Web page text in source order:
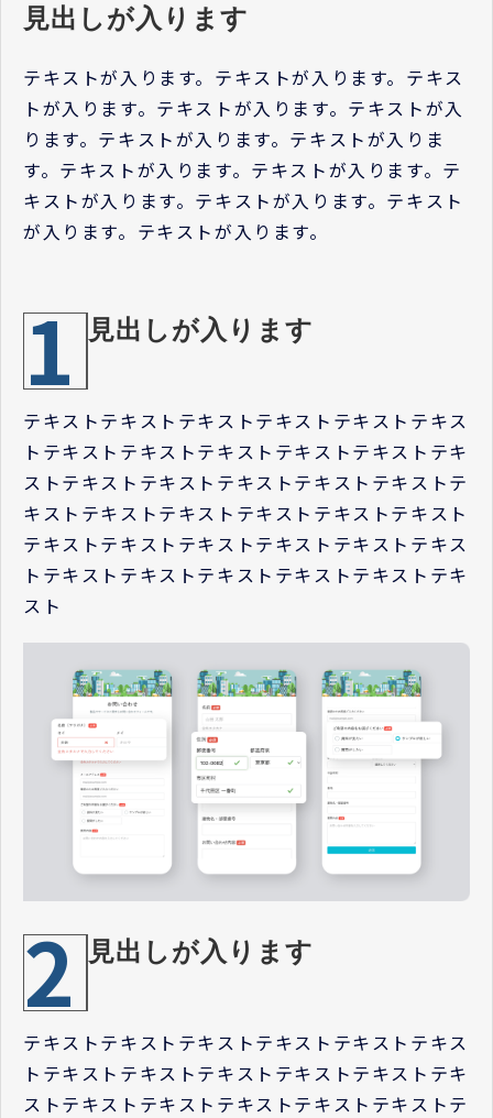
見出しが入ります
テキストが入ります。テキストが入ります。テキス
トが入ります。テキストが入ります。テキストが入
ります。テキストが入ります。テキストが入りま
す。テキストが入ります。テキストが入ります。テ
キストが入ります。テキストが入ります。テキスト
が入ります。テキストが入ります。
1 見出しが入ります
テキストテキストテキストテキストテキストテキス
トテキストテキストテキストテキストテキストテキ
ストテキストテキストテキストテキストテキストテ
キストテキストテキストテキストテキストテキスト
テキストテキストテキストテキストテキストテキス
トテキストテキストテキストテキストテキストテキ
スト
2 見出しが入ります
テキストテキストテキストテキストテキストテキス
トテキストテキストテキストテキストテキストテキ
ストテキストテキストテキストテキストテキストテ